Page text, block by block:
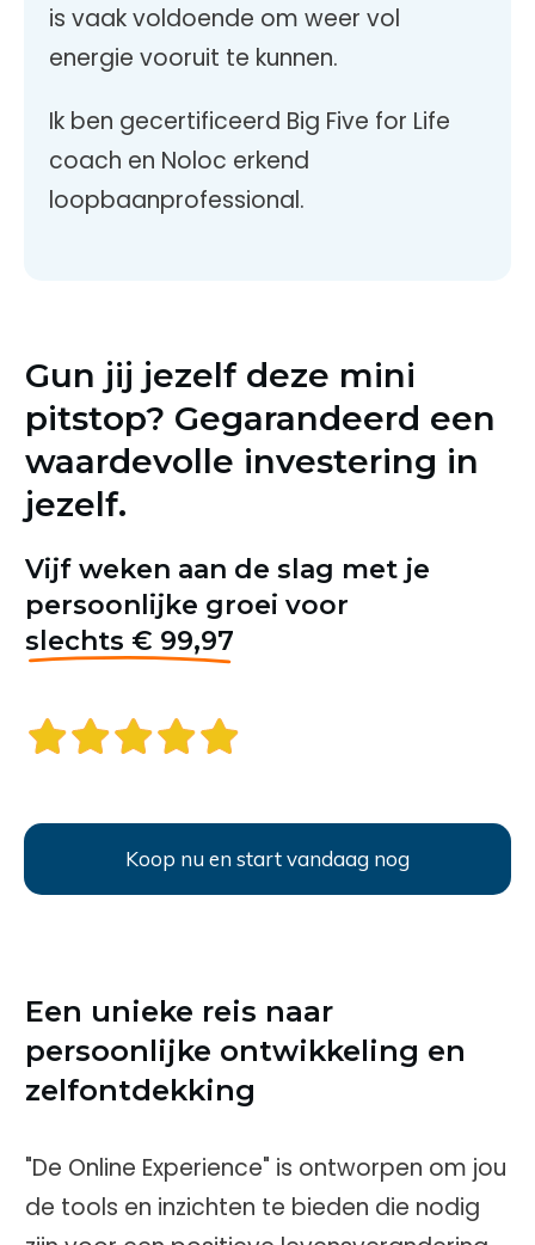
is vaak voldoende om weer vol
energie vooruit te kunnen.
Ik ben gecertificeerd Big Five for Life
coach en Noloc erkend
loopbaanprofessional.
Gun jij jezelf deze mini
pitstop? Gegarandeerd een
waardevolle investering in
jezelf.
Vijf weken aan de slag met je
persoonlijke groei voor
slechts € 99,97
Koop nu en start vandaag nog
Een unieke reis naar
persoonlijke ontwikkeling en
zelfontdekking
"De Online Experience" is ontworpen om jou
de tools en inzichten te bieden die nodig